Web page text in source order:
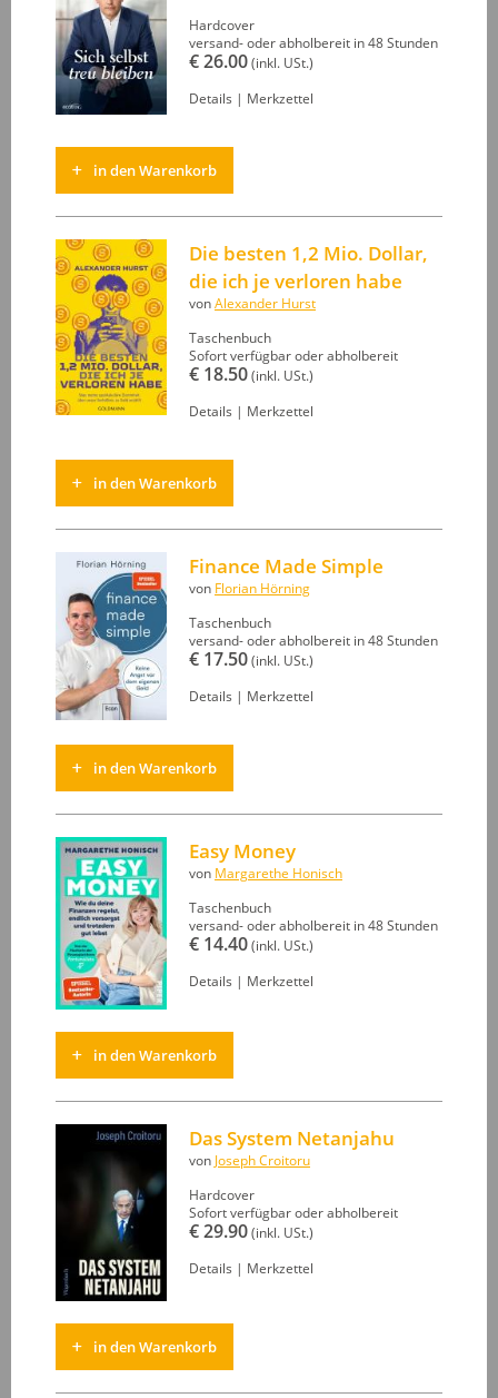
Hardcover
versand- oder abholbereit in 48 Stunden
€ 26.00 (inkl. USt.)
Details | Merkzettel
in den Warenkorb
Die besten 1,2 Mio. Dollar,
die ich je verloren habe
von Alexander Hurst
Taschenbuch
Sofort verfügbar oder abholbereit
€ 18.50 (inkl. USt.)
Details | Merkzettel
in den Warenkorb
Finance Made Simple
von Florian Hörning
Taschenbuch
versand- oder abholbereit in 48 Stunden
€ 17.50 (inkl. USt.)
Details | Merkzettel
in den Warenkorb
Easy Money
von Margarethe Honisch
Taschenbuch
versand- oder abholbereit in 48 Stunden
€ 14.40 (inkl. USt.)
Details | Merkzettel
in den Warenkorb
Das System Netanjahu
von Joseph Croitoru
Hardcover
Sofort verfügbar oder abholbereit
€ 29.90 (inkl. USt.)
Details | Merkzettel
in den Warenkorb